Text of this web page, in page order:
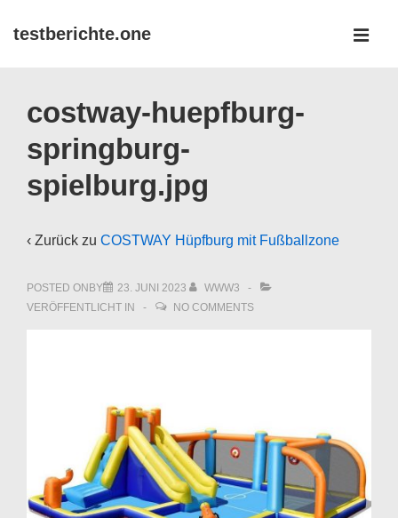
Zumtestberichte.one
Navigation
costway-huepfburg-
springburg-
spielburg.jpg
‹ Zurück zu COSTWAY Hüpfburg mit Fußballzone
POSTED ONBY 23. JUNI 2023
WWW3
VERÖFFENTLICHT IN
NO COMMENTS